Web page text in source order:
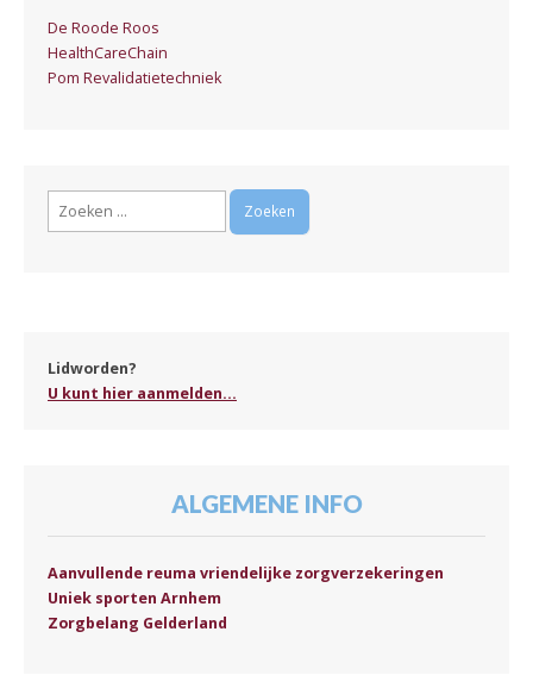
De Roode Roos
HealthCareChain
Pom Revalidatietechniek
Zoeken
Lidworden?
U kunt hier aanmelden...
ALGEMENE INFO
Aanvullende reuma vriendelijke zorgverzekeringen
Uniek sporten Arnhem
Zorgbelang Gelderland